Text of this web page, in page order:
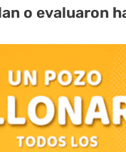
o evaluaron